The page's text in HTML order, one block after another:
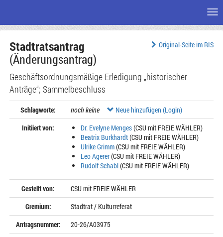
Seiteninhalt
Original-Seite im RIS
Stadtratsantrag
(Änderungsantrag)
Geschäftsordnungsmäßige Erledigung „historischer
Anträge“; Sammelbeschluss
Schlagworte: noch keine
Neue hinzufügen (Login)
Initiiert von:
Dr. Evelyne Menges(CSU mit FREIE WÄHLER)
Beatrix Burkhardt(CSU mit FREIE WÄHLER)
Ulrike Grimm(CSU mit FREIE WÄHLER)
Leo Agerer(CSU mit FREIE WÄHLER)
Rudolf Schabl(CSU mit FREIE WÄHLER)
Gestellt von:
CSU mit FREIE WÄHLER
Gremium:
Stadtrat / Kulturreferat
Antragsnummer:
20-26/A03975